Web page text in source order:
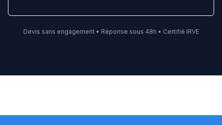
Devis sans engagement • Réponse sous 48h • Certifié IRVE